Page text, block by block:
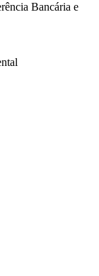
Bancária e